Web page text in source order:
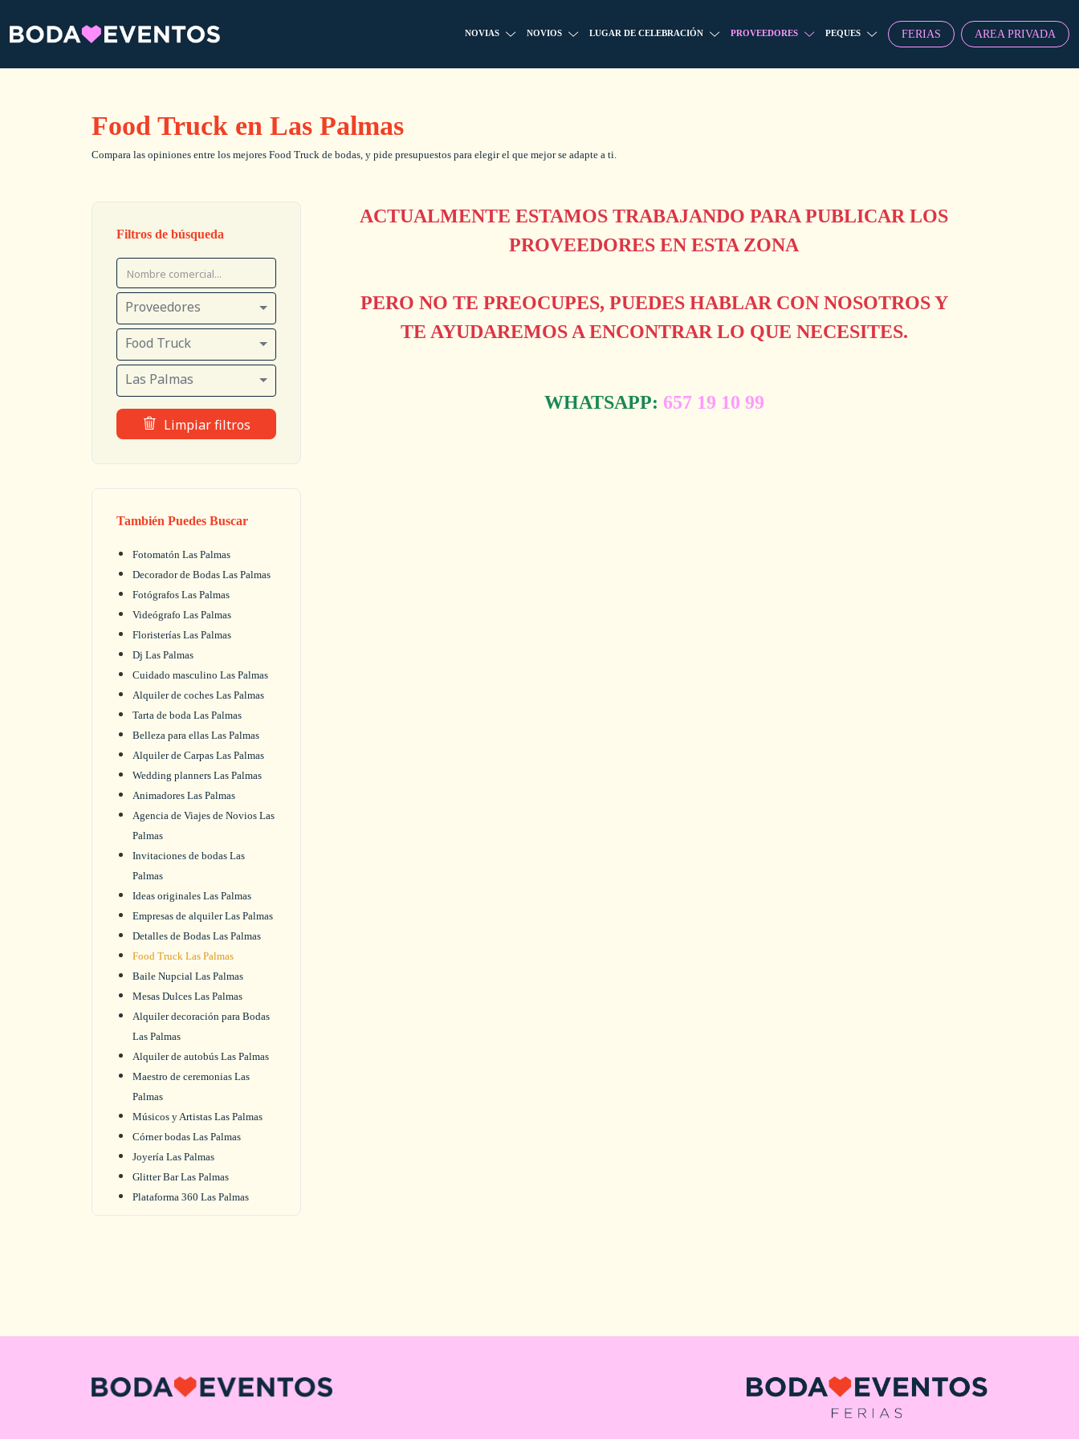
NOVIAS NOVIOS LUGAR DE CELEBRACIÓN PROVEEDORES PEQUES FERIAS AREA PRIVADA
Food Truck en Las Palmas
Compara las opiniones entre los mejores Food Truck de bodas, y pide presupuestos para elegir el que mejor se adapte a ti.
Filtros de búsqueda
Proveedores
Food Truck
Las Palmas
Limpiar filtros
También Puedes Buscar
Fotomatón Las Palmas
Decorador de Bodas Las Palmas
Fotógrafos Las Palmas
Videógrafo Las Palmas
Floristerías Las Palmas
Dj Las Palmas
Cuidado masculino Las Palmas
Alquiler de coches Las Palmas
Tarta de boda Las Palmas
Belleza para ellas Las Palmas
Alquiler de Carpas Las Palmas
Wedding planners Las Palmas
Animadores Las Palmas
Agencia de Viajes de Novios Las
Palmas
Invitaciones de bodas Las
Palmas
Ideas originales Las Palmas
Empresas de alquiler Las Palmas
Detalles de Bodas Las Palmas
Food Truck Las Palmas
Baile Nupcial Las Palmas
Mesas Dulces Las Palmas
Alquiler decoración para Bodas
Las Palmas
Alquiler de autobús Las Palmas
Maestro de ceremonias Las
Palmas
Músicos y Artistas Las Palmas
Córner bodas Las Palmas
Joyería Las Palmas
Glitter Bar Las Palmas
Plataforma 360 Las Palmas
ACTUALMENTE ESTAMOS TRABAJANDO PARA PUBLICAR LOS
PROVEEDORES EN ESTA ZONA
PERO NO TE PREOCUPES, PUEDES HABLAR CON NOSOTROS Y
TE AYUDAREMOS A ENCONTRAR LO QUE NECESITES.
WHATSAPP: 657 19 10 99